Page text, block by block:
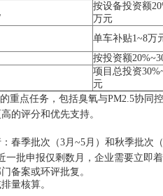
按设备投资额
万元
单车补贴1~8万
按投资额
项目总投资
元
重点任务，包括臭氧与PM2.5协同
的评分和优先支持。
春季批次（3月~5月）和秋季批次
批申报仅剩数月，企业需要立即着
备案或环评批复。
量核算。